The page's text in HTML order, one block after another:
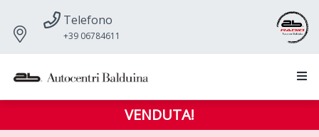
Telefono
+39 06784611
VENDUTA!